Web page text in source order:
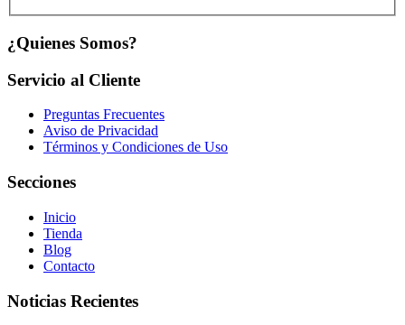
¿Quienes Somos?
Servicio al Cliente
Preguntas Frecuentes
Aviso de Privacidad
Términos y Condiciones de Uso
Secciones
Inicio
Tienda
Blog
Contacto
Noticias Recientes